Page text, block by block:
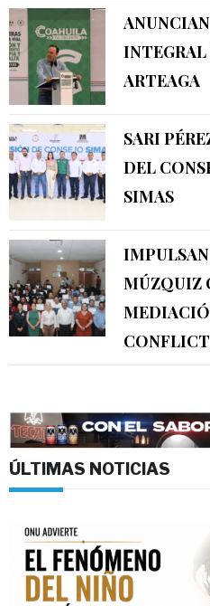
INTEGRAL
ARTEAGA
SARI
DEL
SIMAS
MÚZQUIZ
ÚLTIMAS NOTICIAS